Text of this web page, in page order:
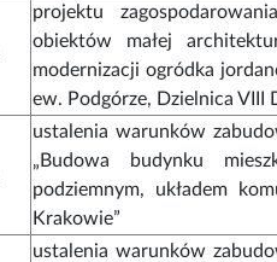
projektu
obiektów małej
modernizacji ogródka
ew. Podgórze, Dzielnica VIII
ustalenia warunków
„Budowa budynku
podziemnym, układem
Krakowie”
ustalenia warunków